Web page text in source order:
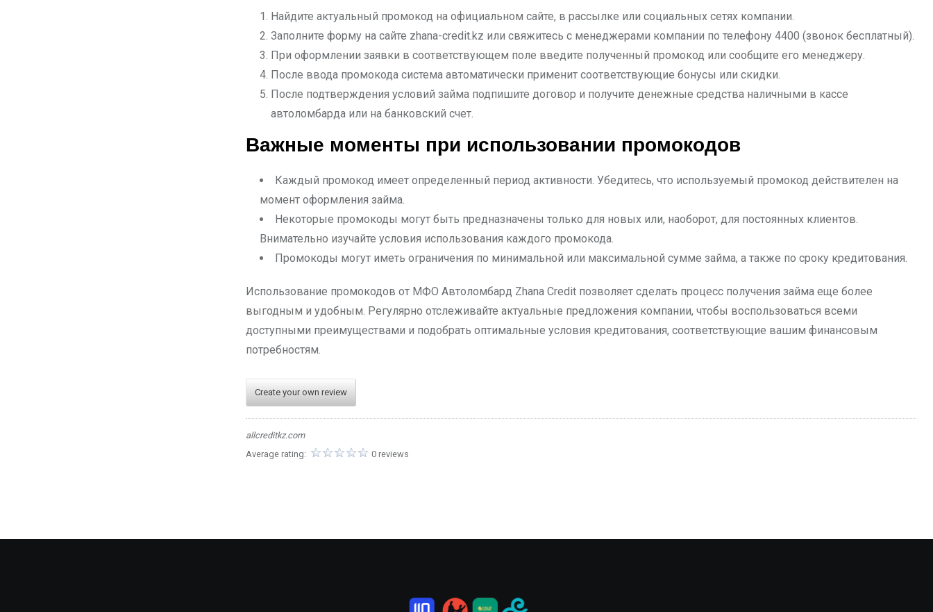
Найдите актуальный промокод на официальном сайте, в рассылке или социальных сетях компании.
Заполните форму на сайте zhana-credit.kz или свяжитесь с менеджерами компании по телефону 4400 (звонок бесплатный).
При оформлении заявки в соответствующем поле введите полученный промокод или сообщите его менеджеру.
После ввода промокода система автоматически применит соответствующие бонусы или скидки.
После подтверждения условий займа подпишите договор и получите денежные средства наличными в кассе
автоломбарда или на банковский счет.
Важные моменты при использовании промокодов
Каждый промокод имеет определенный период активности. Убедитесь, что используемый промокод действителен на
момент оформления займа.
Некоторые промокоды могут быть предназначены только для новых или, наоборот, для постоянных клиентов.
Внимательно изучайте условия использования каждого промокода.
Промокоды могут иметь ограничения по минимальной или максимальной сумме займа, а также по сроку кредитования.
Использование промокодов от МФО Автоломбард Zhana Credit позволяет сделать процесс получения займа еще более
выгодным и удобным. Регулярно отслеживайте актуальные предложения компании, чтобы воспользоваться всеми
доступными преимуществами и подобрать оптимальные условия кредитования, соответствующие вашим финансовым
потребностям.
Create your own review
allcreditkz.com
Average rating:
0 reviews